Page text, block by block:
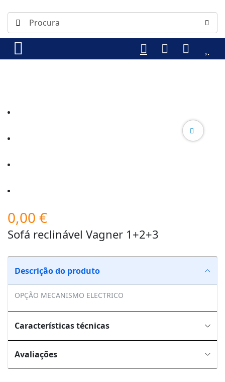
0,00 €
Sofá reclinável Vagner 1+2+3
Descrição do produto
OPÇÃO MECANISMO ELECTRICO
Características técnicas
Avaliações